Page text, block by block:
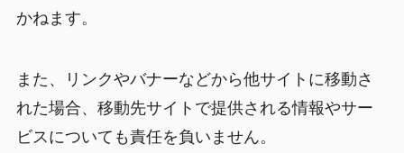
かねます。
また、リンクやバナーなどから他サイトに移動さ
れた場合、移動先サイトで提供される情報やサー
ビスについても責任を負いません。